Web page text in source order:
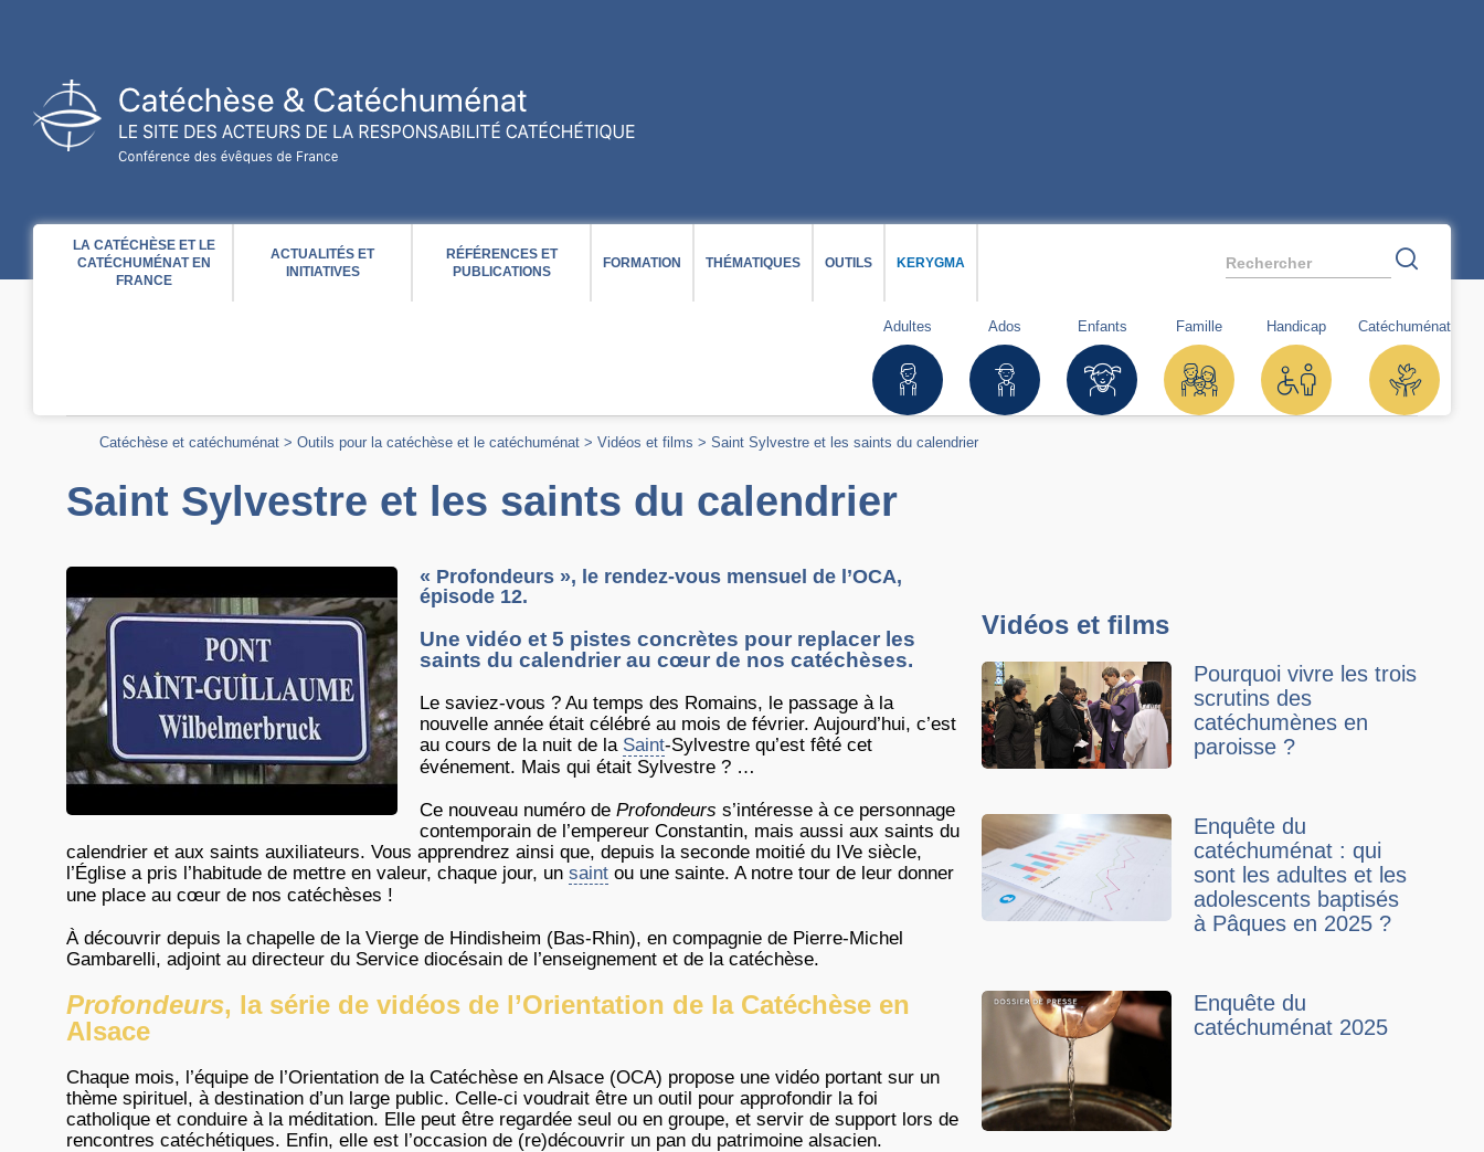
Rechercher
LA CATÉCHÈSE ET LE
CATÉCHUMÉNAT EN
FRANCE
ACTUALITÉS ET
INITIATIVES
RÉFÉRENCES ET
PUBLICATIONS
FORMATION THÉMATIQUES OUTILS KERYGMA
Adultes Ados Enfants Famille Handicap Catéchuménat
Catéchèse et catéchuménat > Outils pour la catéchèse et le catéchuménat > Vidéos et films > Saint Sylvestre et les saints du calendrier
Saint Sylvestre et les saints du calendrier
« Profondeurs », le rendez-vous mensuel de l’OCA,
épisode 12.
Une vidéo et 5 pistes concrètes pour replacer les
saints du calendrier au cœur de nos catéchèses.
Le saviez-vous ? Au temps des Romains, le passage à la
nouvelle année était célébré au mois de février. Aujourd’hui, c’est
au cours de la nuit de la Saint-Sylvestre qu’est fêté cet
événement. Mais qui était Sylvestre ? …
Ce nouveau numéro de Profondeurs s’intéresse à ce personnage
contemporain de l’empereur Constantin, mais aussi aux saints du
calendrier et aux saints auxiliateurs. Vous apprendrez ainsi que, depuis la seconde moitié du IVe siècle,
l’Église a pris l’habitude de mettre en valeur, chaque jour, un saint ou une sainte. A notre tour de leur donner
une place au cœur de nos catéchèses !
À découvrir depuis la chapelle de la Vierge de Hindisheim (Bas-Rhin), en compagnie de Pierre-Michel
Gambarelli, adjoint au directeur du Service diocésain de l’enseignement et de la catéchèse.
Profondeurs, la série de vidéos de l’Orientation de la Catéchèse en
Alsace
Chaque mois, l’équipe de l’Orientation de la Catéchèse en Alsace (OCA) propose une vidéo portant sur un
thème spirituel, à destination d’un large public. Celle-ci voudrait être un outil pour approfondir la foi
catholique et conduire à la méditation. Elle peut être regardée seul ou en groupe, et servir de support lors de
rencontres catéchétiques. Enfin, elle est l’occasion de (re)découvrir un pan du patrimoine alsacien.
Vidéos et films
Pourquoi vivre les trois
scrutins des
catéchumènes en
paroisse ?
Enquête du
catéchuménat : qui
sont les adultes et les
adolescents baptisés
à Pâques en 2025 ?
Enquête du
catéchuménat 2025